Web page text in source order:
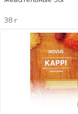
38 г